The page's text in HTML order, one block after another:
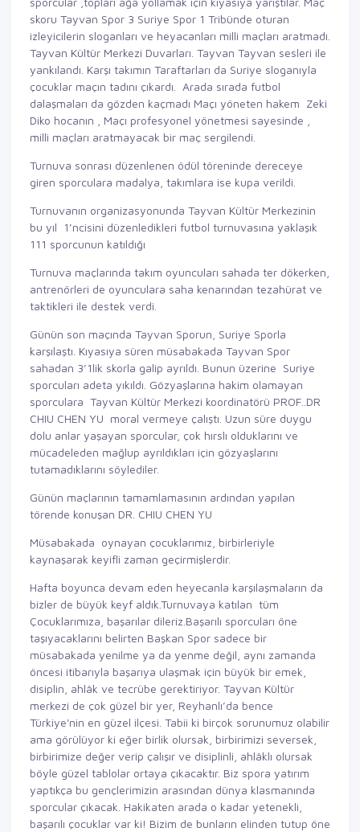
skoru Tayvan Spor 3 Suriye Spor 1 Tribünde oturan
izleyicilerin sloganları ve heyacanları milli maçları aratmadı.
Tayvan Kültür Merkezi Duvarları. Tayvan Tayvan sesleri ile
yankılandı. Karşı takımın Taraftarları da Suriye sloganıyla
çocuklar maçın tadını çıkardı. Arada sırada futbol
dalaşmaları da gözden kaçmadı Maçı yöneten hakem Zeki
Diko hocanın , Maçı profesyonel yönetmesi sayesinde ,
milli maçları aratmayacak bir maç sergilendi.
Turnuva sonrası düzenlenen ödül töreninde dereceye
giren sporculara madalya, takımlara ise kupa verildi.
Turnuvanın organizasyonunda Tayvan Kültür Merkezinin
bu yıl 1’ncisini düzenledikleri futbol turnuvasına yaklaşık
111 sporcunun katıldığı
Turnuva maçlarında takım oyuncuları sahada ter dökerken,
antrenörleri de oyunculara saha kenarından tezahürat ve
taktikleri ile destek verdi.
Günün son maçında Tayvan Sporun, Suriye Sporla
karşılaştı. Kıyasıya süren müsabakada Tayvan Spor
sahadan 3’1lik skorla galip ayrıldı. Bunun üzerine Suriye
sporcuları adeta yıkıldı. Gözyaşlarına hakim olamayan
sporculara Tayvan Kültür Merkezi koordinatörü PROF..DR
CHIU CHEN YU moral vermeye çalıştı. Uzun süre duygu
dolu anlar yaşayan sporcular, çok hırslı olduklarını ve
mücadeleden mağlup ayrıldıkları için gözyaşlarını
tutamadıklarını söylediler.
Günün maçlarının tamamlamasının ardından yapılan
törende konuşan DR. CHIU CHEN YU
Müsabakada oynayan çocuklarımız, birbirleriyle
kaynaşarak keyifli zaman geçirmişlerdir.
Hafta boyunca devam eden heyecanla karşılaşmaların da
bizler de büyük keyf aldık.Turnuvaya katılan tüm
Çocuklarımıza, başarılar dileriz.Başarılı sporcuları öne
taşıyacaklarını belirten Başkan Spor sadece bir
müsabakada yenilme ya da yenme değil, aynı zamanda
öncesi itibarıyla başarıya ulaşmak için büyük bir emek,
disiplin, ahlâk ve tecrübe gerektiriyor. Tayvan Kültür
merkezi de çok güzel bir yer, Reyhanlı’da bence
Türkiye'nin en güzel ilçesi. Tabii ki birçok sorunumuz olabilir
ama görülüyor ki eğer birlik olursak, birbirimizi seversek,
birbirimize değer verip çalışır ve disiplinli, ahlâklı olursak
böyle güzel tablolar ortaya çıkacaktır. Biz spora yatırım
yaptıkça bu gençlerimizin arasından dünya klasmanında
sporcular çıkacak. Hakikaten arada o kadar yetenekli,
başarılı çocuklar var ki! Bizim de bunların elinden tutup öne